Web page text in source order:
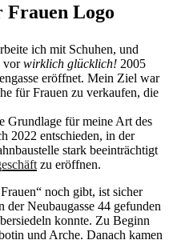
ich mit Schuhen, und
vorwirklich glücklich! 2005
eröffnet. Mein Ziel war
für Frauen zu verkaufen, die
Grundlage für meine Art des
2022 entschieden, in der
stark beeinträchtigt
zu eröffnen.
noch gibt, ist sicher
der Neubaugasse 44 gefunden
konnte. Zu Beginn
und Arche. Danach kamen